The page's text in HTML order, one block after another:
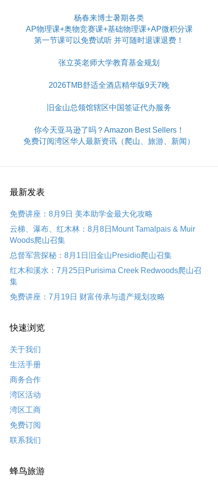
杨春来博士暑期各类
AP物理课+奥物竞赛课+基础物理课+AP微积分课
第一节课可以免费试听 并可随时退课退费！
张立英老师大学教育基金规划
2026TMB舒适全酒店精华版9天7晚
旧金山总领馆辖区中国签证代办服务
你今天亚马逊了吗？Amazon Best Sellers！
免费订阅湾区华人最新资讯（爬山、旅游、新闻）
最新发表
免费讲座：8月9日 美本助学金最大化攻略
云梯、瀑布、红木林：8月8日Mount Tamalpais & Muir
Woods爬山召集
总督军营探秘：8月1日旧金山Presidio爬山召集
红木和溪水：7月25日Purisima Creek Redwoods爬山召
集
免费讲座：7月19日 财富传承与遗产规划攻略
快速浏览
关于我们
生活手册
商务合作
湾区活动
湾区工商
免费订阅
联系我们
蜂鸟旅游